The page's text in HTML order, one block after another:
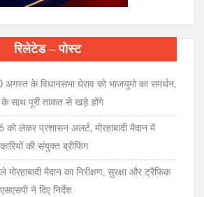
रिलेटेड – पोस्ट
अगस्त के विधानसभा घेराव को भाजयुमो का समर्थन,
के साथ पूरी ताकत से खड़े होंगे
को लेकर प्रशासन अलर्ट, मोरहाबादी मैदान में
की संयुक्त ब्रीफिंग
मोरहाबादी मैदान का निरीक्षण, सुरक्षा और ट्रैफिक
ने दिए निर्देश